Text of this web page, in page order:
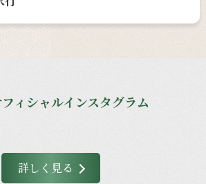
ィシャルインスタグラム
詳しく見る